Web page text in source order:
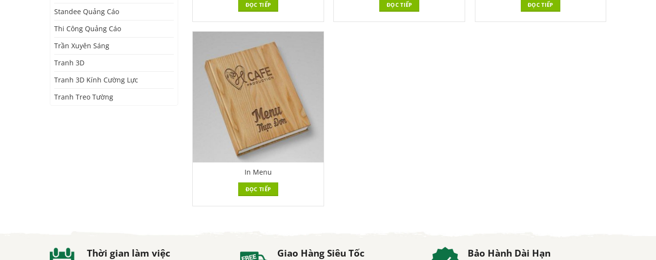
Standee Quảng Cáo
Thi Công Quảng Cáo
Trần Xuyên Sáng
Tranh 3D
Tranh 3D Kính Cường Lực
Tranh Treo Tường
ĐỌC TIẾP ĐỌC TIẾP ĐỌC TIẾP
In Menu
ĐỌC TIẾP
Thời gian làm việc Giao Hàng Siêu Tốc Bảo Hành Dài Hạn